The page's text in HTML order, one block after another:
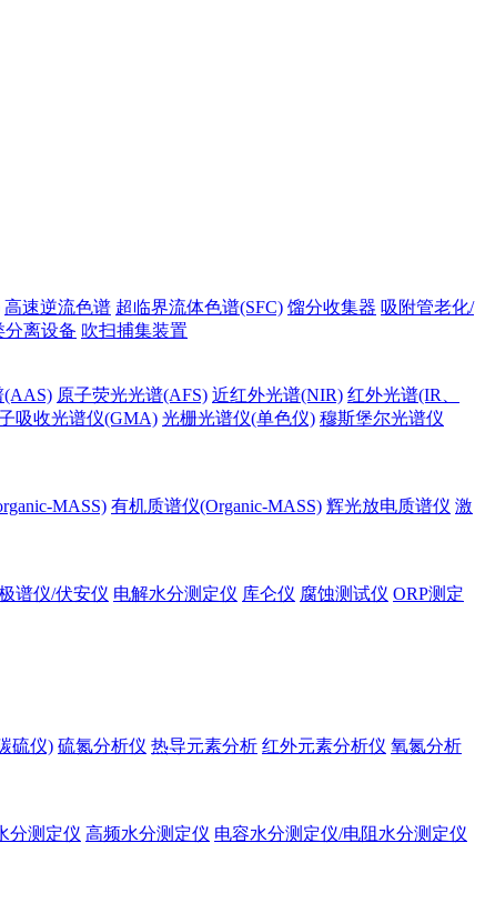
高速逆流色谱 超临界流体色谱(SFC) 馏分收集器 吸附管老化/
分离设备 吹扫捕集装置
(AAS) 原子荧光光谱(AFS) 近红外光谱(NIR) 红外光谱(IR、
吸收光谱仪(GMA) 光栅光谱仪(单色仪) 穆斯堡尔光谱仪
MASS) 有机质谱仪(Organic-MASS) 辉光放电质谱仪 激
谱仪/伏安仪 电解水分测定仪 库仑仪 腐蚀测试仪 ORP测定
硫仪) 硫氮分析仪 热导元素分析 红外元素分析仪 氧氮分析
分测定仪 高频水分测定仪 电容水分测定仪/电阻水分测定仪